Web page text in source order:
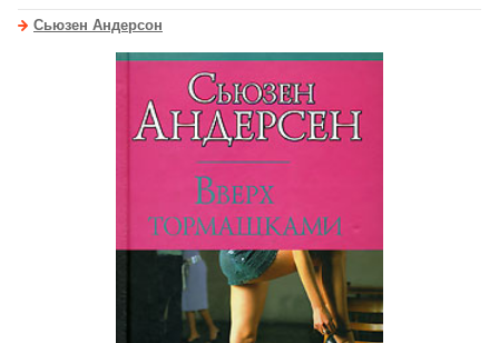
Сьюзен Андерсон